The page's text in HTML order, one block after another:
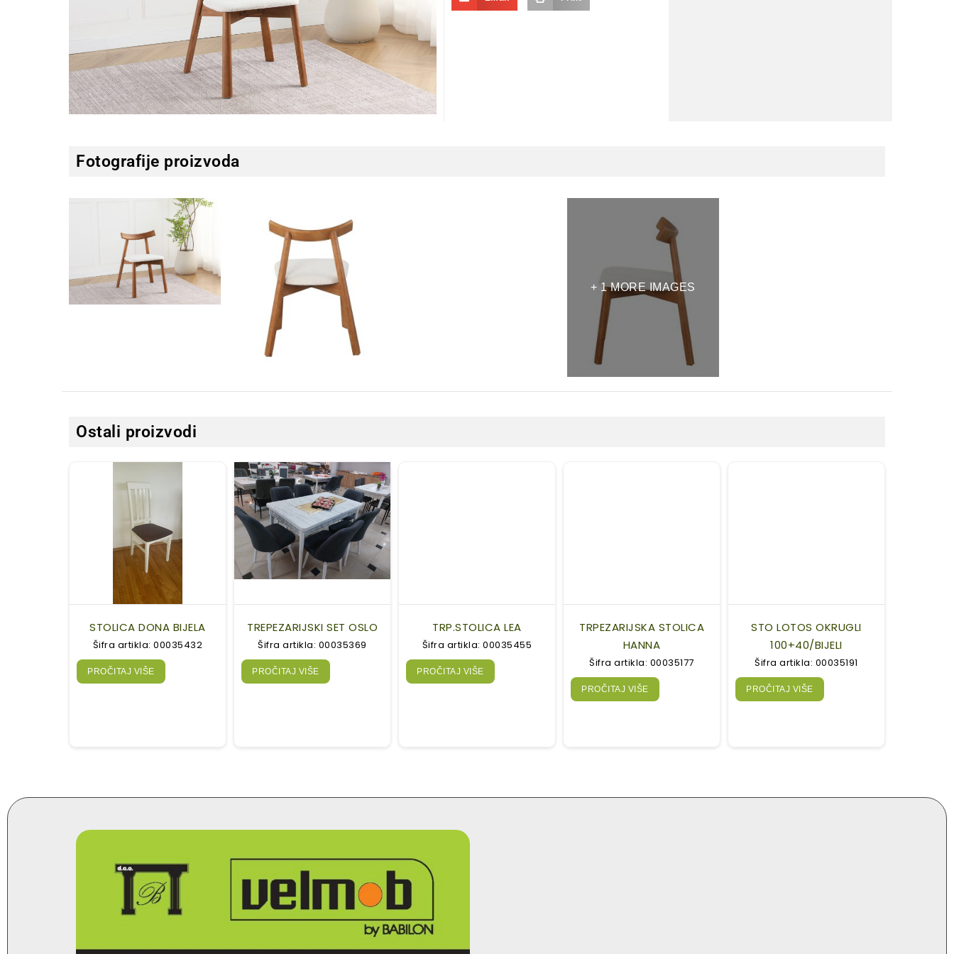
Fotografije proizvoda
+ 1 MORE IMAGES
Ostali proizvodi
STOLICA DONA BIJELA
Šifra artikla: 00035432
PROČITAJ VIŠE
TREPEZARIJSKI SET OSLO
Šifra artikla: 00035369
PROČITAJ VIŠE
TRP.STOLICA LEA
Šifra artikla: 00035455
PROČITAJ VIŠE
TRPEZARIJSKA STOLICA
HANNA
Šifra artikla: 00035177
PROČITAJ VIŠE
STO LOTOS OKRUGLI
100+40/BIJELI
Šifra artikla: 00035191
PROČITAJ VIŠE